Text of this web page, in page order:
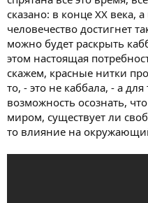
сказано: в конце ХХ века,
человечество достигнет
можно будет раскрыть
этом настоящая
скажем, красные нитки
то, - это не каббала, - а
возможность осознать,
миром, существует ли
то влияние на